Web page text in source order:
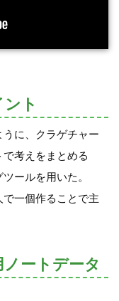
ト
に、クラゲチャー
考えをまとめる
ールを用いた。
一個作ることで主
ートデータ